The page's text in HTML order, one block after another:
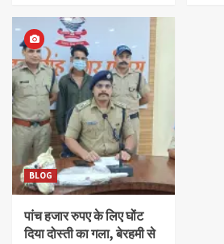
BLOG
पांच हजार रुपए के लिए घोंट
दिया दोस्ती का गला, बेरहमी से